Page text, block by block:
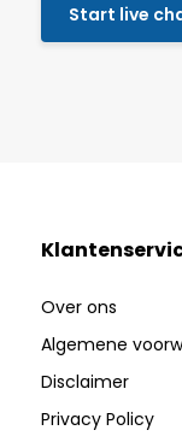
Start live
Over ons
Algemene
Disclaimer
Privacy Policy